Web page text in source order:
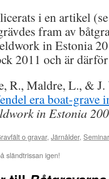
i en artikel
fram av
in Estonia
2011 och är
R., Maldre, L., &
era boat-grave
in Estonia
o gravar, Järnålder,
sländtrissan igen!